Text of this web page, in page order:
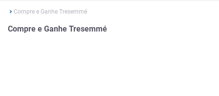
Compre e Ganhe Tresemmé
Compre e Ganhe Tresemmé